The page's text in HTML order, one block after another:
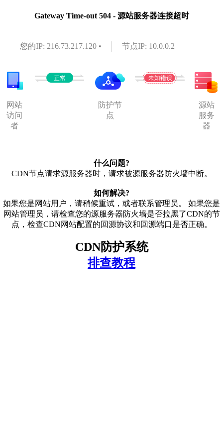
Gateway Time-out 504 - 源站服务器连接超时
您的IP: 216.73.217.120 • 节点IP: 10.0.0.2
网站
访问
者
防护节
点
源站
服务
器
什么问题?
CDN节点请求源服务器时，请求被源服务器防火墙中断。
如何解决?
如果您是网站用户，请稍候重试，或者联系管理员。 如果您是
网站管理员，请检查您的源服务器防火墙是否拉黑了CDN的节
点，检查CDN网站配置的回源协议和回源端口是否正确。
CDN防护系统
排查教程